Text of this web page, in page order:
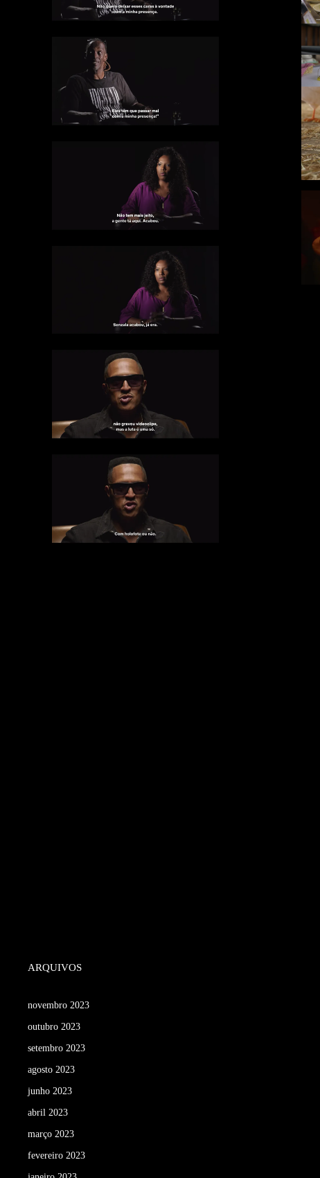
ARQUIVOS
novembro 2023
outubro 2023
setembro 2023
agosto 2023
junho 2023
abril 2023
março 2023
fevereiro 2023